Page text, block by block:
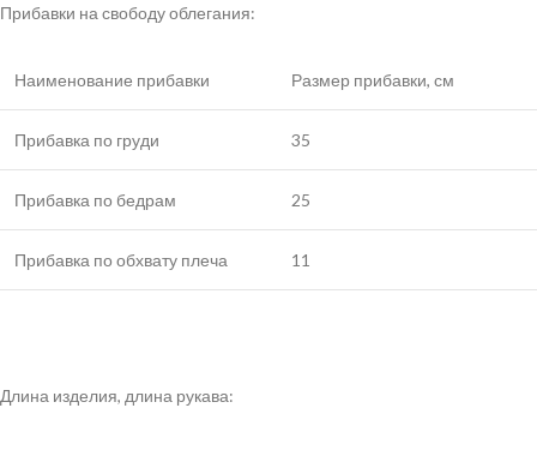
Прибавки на свободу облегания:
Наименование прибавки Размер прибавки, см
Прибавка по груди 35
Прибавка по бедрам 25
Прибавка по обхвату плеча 11
Длина изделия, длина рукава: